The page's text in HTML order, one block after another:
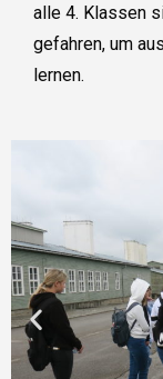
alle 4. Klassen
gefahren, um
lernen.